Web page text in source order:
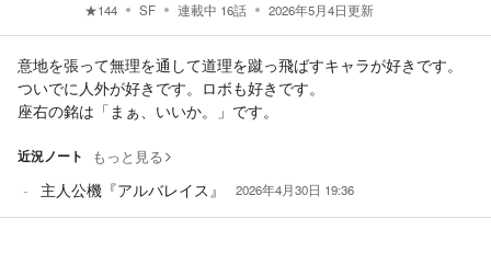
★144 SF 連載中 16話 2026年5月4日更新
意地を張って無理を通して道理を蹴っ飛ばすキャラが好きです。
ついでに人外が好きです。ロボも好きです。
座右の銘は「まぁ、いいか。」です。
近況ノート もっと見る
主人公機『アルバレイス』 2026年4月30日 19:36